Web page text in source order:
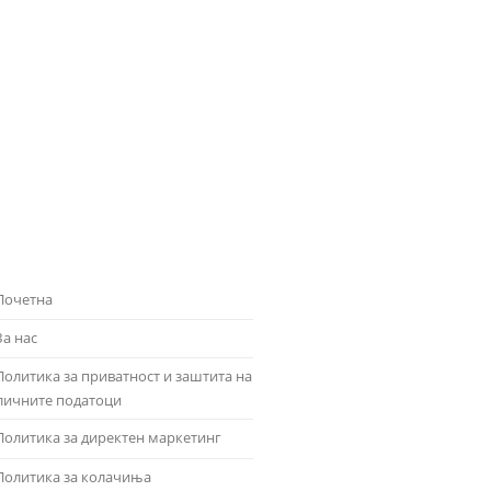
нас
за приватност и заштита на
податоци
за директен маркетинг
за колачиња